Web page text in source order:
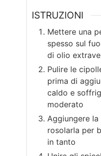
ISTRUZIONI
Mettere una
spesso sul
di olio
Pulire le
prima di
caldo e
moderato
Aggiungere
rosolarla per
in tanto